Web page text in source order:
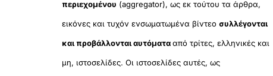
περιεχομένου (aggregator), ως εκ τούτου τα άρθρα,
εικόνες και τυχόν ενσωματωμένα βίντεο συλλέγονται
και προβάλλονται αυτόματααπό τρίτες, ελληνικές και
μη, ιστοσελίδες. Οι ιστοσελίδες αυτές, ως